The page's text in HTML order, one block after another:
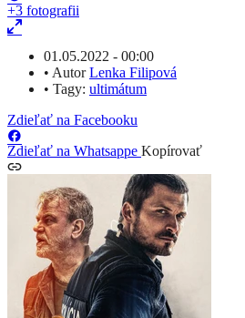
+3 fotografii
01.05.2022 - 00:00
• AutorLenka Filipová
• Tagy: ultimátum
Zdieľať na Facebooku
Zdieľať na Whatsappe Kopírovať